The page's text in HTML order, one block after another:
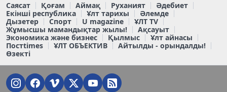
Саясат Қоғам Аймақ Руханият
Әдебиет
Екінші республика
Ұлт тарихы
Әлемде
Дызетер
Спорт U magazine
ҰЛТ TV
Жұмысшы мамандықтар жылы!
Ақсауыт
Экономика және бизнес
Қылмыс
Ұлт айнасы
Постtimes
ҰЛТ ОБЪЕКТИВ
Айтылды - орындалды!
Өзекті